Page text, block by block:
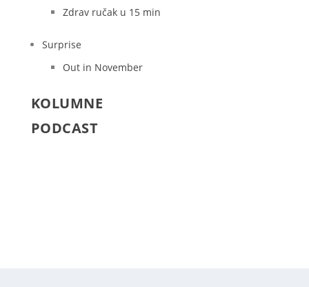
Zdrav ručak u 15 min
Surprise
Out in November
KOLUMNE
PODCAST